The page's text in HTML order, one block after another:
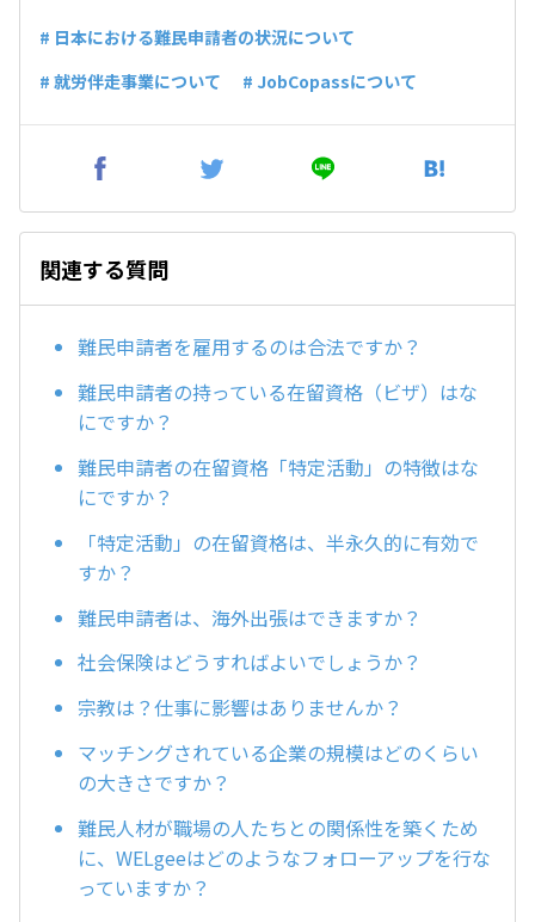
# 日本における難民申請者の状況について
# 就労伴走事業について
# JobCopassについて
関連する質問
難民申請者を雇用するのは合法ですか？
難民申請者の持っている在留資格（ビザ）はな
にですか？
難民申請者の在留資格「特定活動」の特徴はな
にですか？
「特定活動」の在留資格は、半永久的に有効で
すか？
難民申請者は、海外出張はできますか？
社会保険はどうすればよいでしょうか？
宗教は？仕事に影響はありませんか？
マッチングされている企業の規模はどのくらい
の大きさですか？
難民人材が職場の人たちとの関係性を築くため
に、WELgeeはどのようなフォローアップを行な
っていますか？